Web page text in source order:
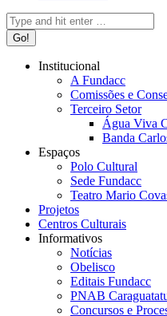
Search:
Institucional
A Fundacc
Comissões e
Terceiro Setor
Água Viva
Banda
Espaços
Polo Cultural
Sede Fundacc
Teatro Mario
Projetos
Centros Culturais
Informativos
Notícias
Obelisco
Editais Fundacc
PNAB
Concursos e